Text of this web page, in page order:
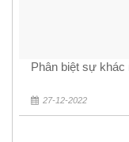
Phân biệt sự khác
27-12-2022